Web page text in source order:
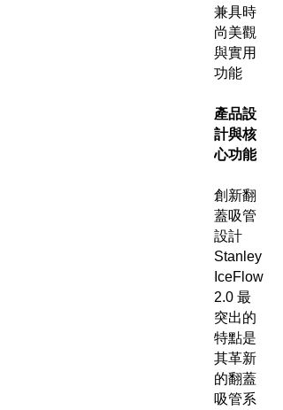
兼具時
尚美觀
與實用
功能
產品設
計與核
心功能
創新翻
蓋吸管
設計
Stanley
IceFlow
2.0 最
突出的
特點是
其革新
的翻蓋
吸管系